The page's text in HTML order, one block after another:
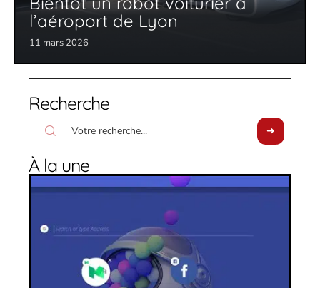
l’aéroport de Lyon
11 mars 2026
Recherche
À la une